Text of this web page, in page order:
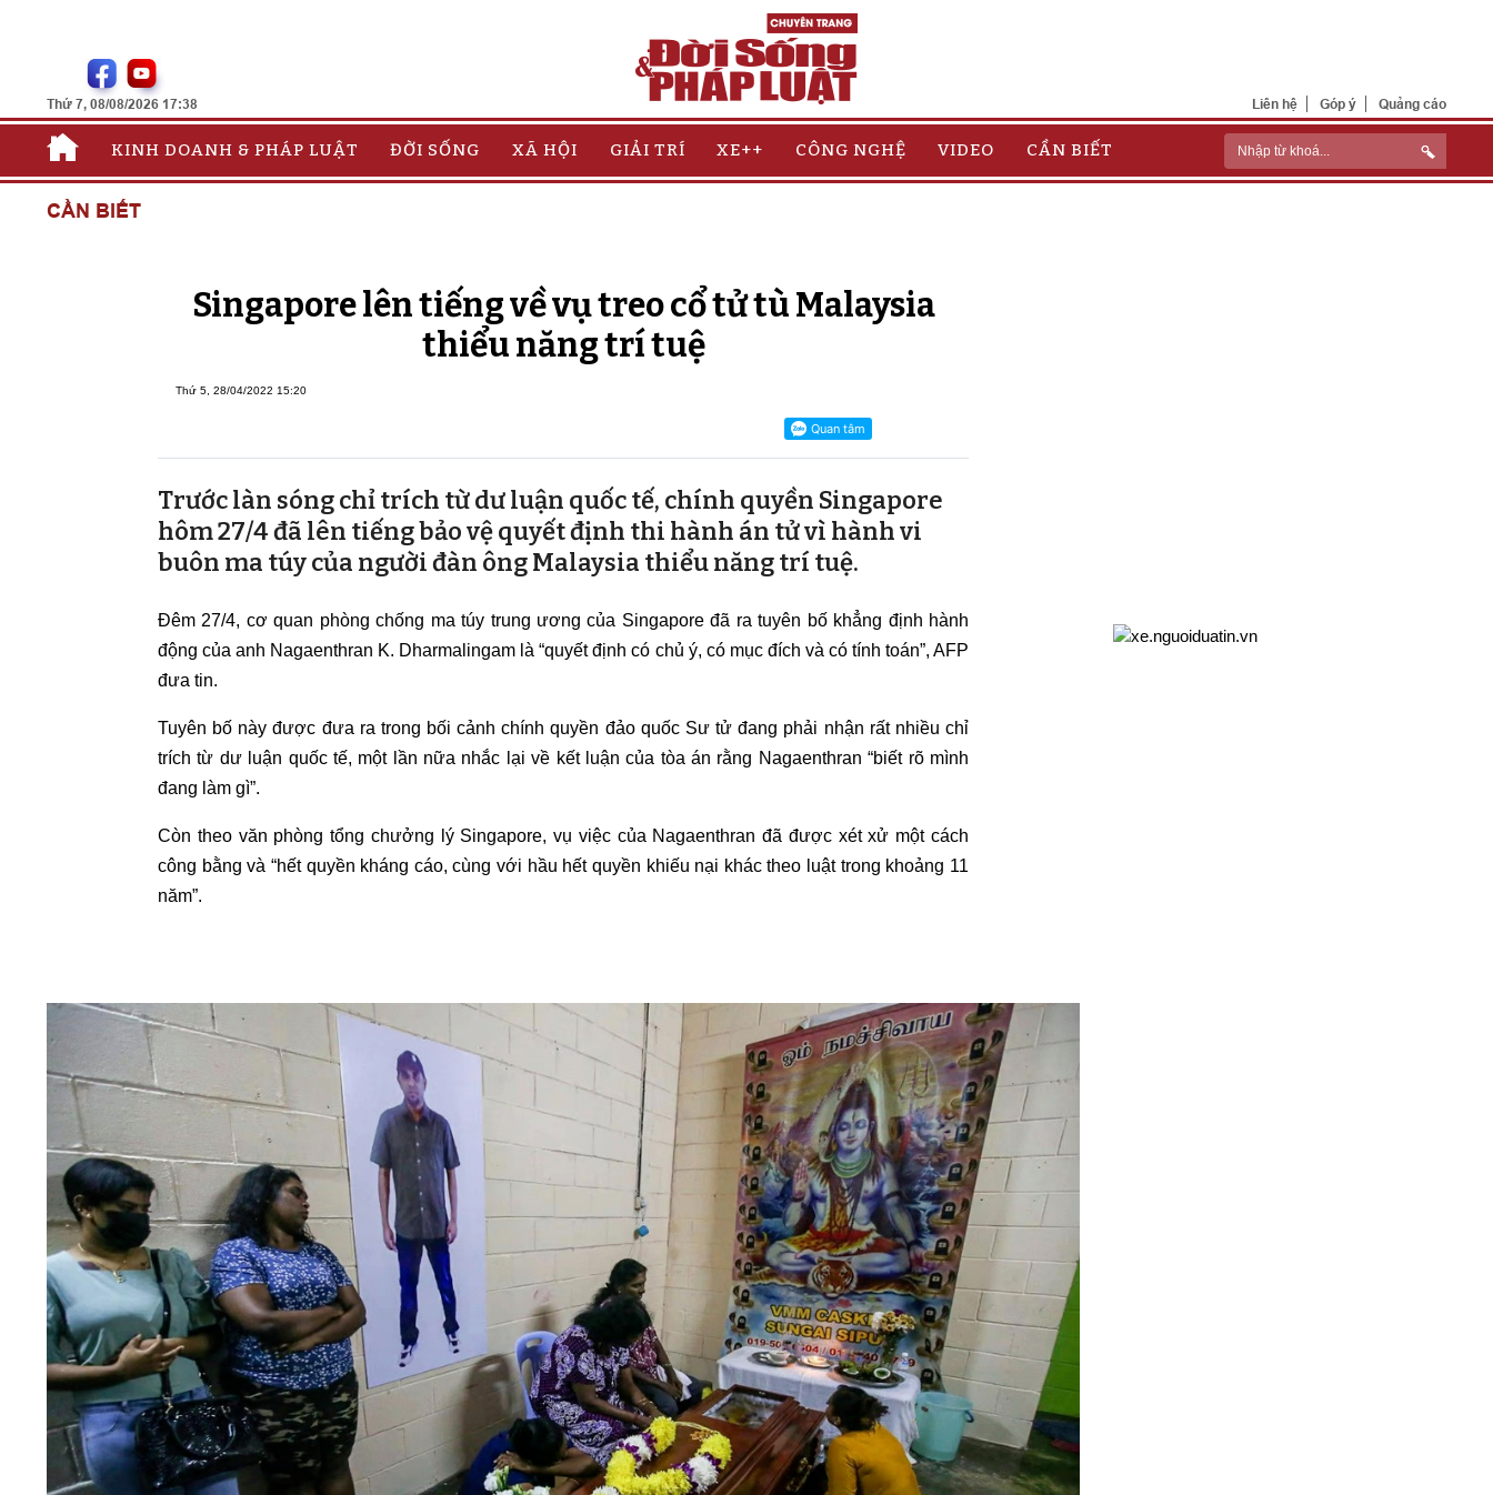
Thứ 7, 08/08/2026 17:38 Liên hệ Góp ý Quảng cáo
KINH DOANH & PHÁP LUẬT ĐỜI SỐNG XÃ HỘI GIẢI TRÍ XE++ CÔNG NGHỆ VIDEO CẦN BIẾT
CẦN BIẾT
Singapore lên tiếng về vụ treo cổ tử tù Malaysia
thiểu năng trí tuệ
Thứ 5, 28/04/2022 15:20
Trước làn sóng chỉ trích từ dư luận quốc tế, chính quyền Singapore
hôm 27/4 đã lên tiếng bảo vệ quyết định thi hành án tử vì hành vi
buôn ma túy của người đàn ông Malaysia thiểu năng trí tuệ.
Đêm 27/4, cơ quan phòng chống ma túy trung ương của Singapore đã ra tuyên bố khẳng định hành
động của anh Nagaenthran K. Dharmalingam là “quyết định có chủ ý, có mục đích và có tính toán”, AFP
đưa tin.
Tuyên bố này được đưa ra trong bối cảnh chính quyền đảo quốc Sư tử đang phải nhận rất nhiều chỉ
trích từ dư luận quốc tế, một lần nữa nhắc lại về kết luận của tòa án rằng Nagaenthran “biết rõ mình
đang làm gì”.
Còn theo văn phòng tổng chưởng lý Singapore, vụ việc của Nagaenthran đã được xét xử một cách
công bằng và “hết quyền kháng cáo, cùng với hầu hết quyền khiếu nại khác theo luật trong khoảng 11
năm”.